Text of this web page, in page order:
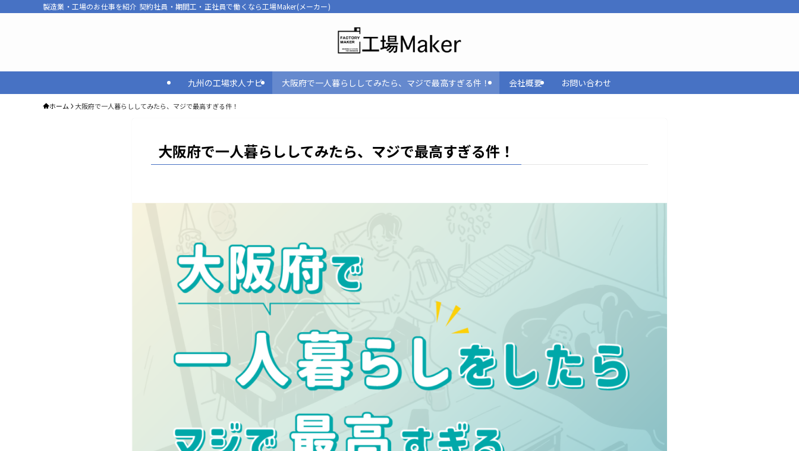
製造業・工場のお仕事を紹介 契約社員・期間工・正社員で働くなら工場Maker(メーカー)
九州の工場求人ナビ 大阪府で一人暮らししてみたら、マジで最高すぎる件！ 会社概要 お問い合わせ
ホーム 大阪府で一人暮らししてみたら、マジで最高すぎる件！
大阪府で一人暮らししてみたら、マジで最高すぎる件！